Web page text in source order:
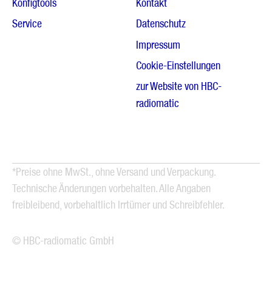
Konfigtools
Service
Kontakt
Datenschutz
Impressum
Cookie-Einstellungen
zur Website von HBC-
radiomatic
*Preise ohne MwSt., ohne Versand und Verpackung.
Technische Änderungen vorbehalten. Alle Angaben
freibleibend, vorbehaltlich Irrtümer und Schreibfehler.
© HBC-radiomatic GmbH